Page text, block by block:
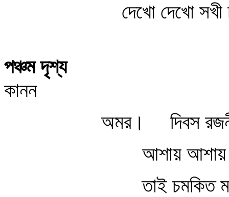
দেখো দেখো সখী
পঞ্চম দৃশ্য
কানন
অমর।
দিবস
আশায় আশায়
তাই চমকিত